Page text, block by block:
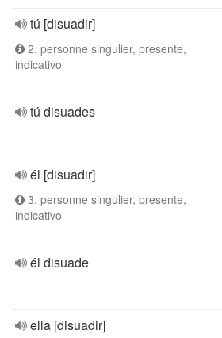
tú [disuadir]
2. personne singulier, presente,
indicativo
tú disuades
él [disuadir]
3. personne singulier, presente,
indicativo
él disuade
ella [disuadir]